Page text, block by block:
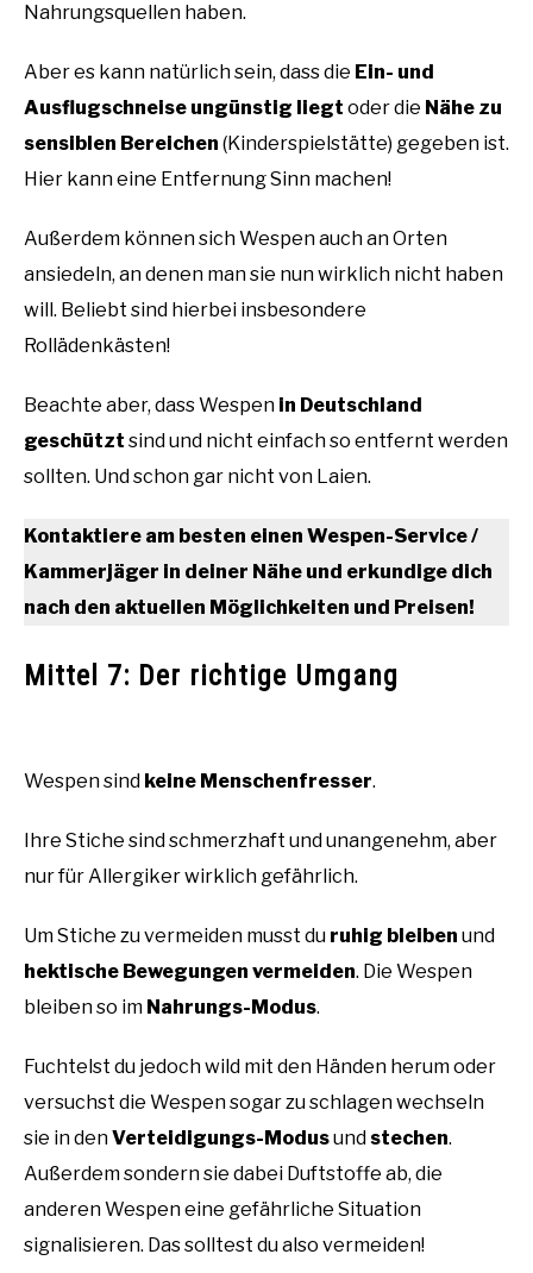
Nahrungsquellen haben.
Aber es kann natürlich sein, dass die Ein- und
Ausflugschneise ungünstig liegt oder die Nähe zu
sensiblen Bereichen (Kinderspielstätte) gegeben ist.
Hier kann eine Entfernung Sinn machen!
Außerdem können sich Wespen auch an Orten
ansiedeln, an denen man sie nun wirklich nicht haben
will. Beliebt sind hierbei insbesondere
Rollädenkästen!
Beachte aber, dass Wespen in Deutschland
geschützt sind und nicht einfach so entfernt werden
sollten. Und schon gar nicht von Laien.
Kontaktiere am besten einen Wespen-Service /
Kammerjäger in deiner Nähe und erkundige dich
nach den aktuellen Möglichkeiten und Preisen!
Mittel 7: Der richtige Umgang
Wespen sind keine Menschenfresser.
Ihre Stiche sind schmerzhaft und unangenehm, aber
nur für Allergiker wirklich gefährlich.
Um Stiche zu vermeiden musst du ruhig bleiben und
hektische Bewegungen vermeiden. Die Wespen
bleiben so im Nahrungs-Modus.
Fuchtelst du jedoch wild mit den Händen herum oder
versuchst die Wespen sogar zu schlagen wechseln
sie in denVerteidigungs-Modusund stechen.
Außerdem sondern sie dabei Duftstoffe ab, die
anderen Wespen eine gefährliche Situation
signalisieren. Das solltest du also vermeiden!